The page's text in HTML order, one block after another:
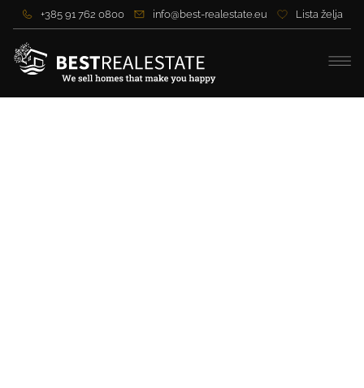
+385 91 762 0800 info@best-realestate.eu Lista želja